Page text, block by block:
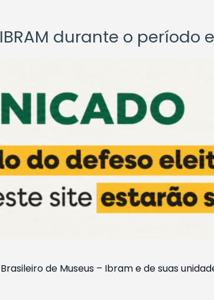
durante o período
de Museus – Ibram e de suas